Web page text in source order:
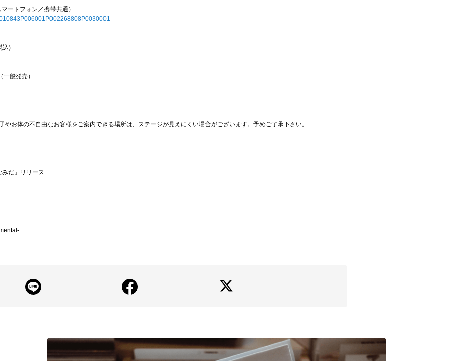
ートフォン／携帯共通）
込)
般発売）
お体の不自由なお客様をご案内できる場所は、ステージが見えにくい場合がございます。予めご了承下さい。
みだ」リリース